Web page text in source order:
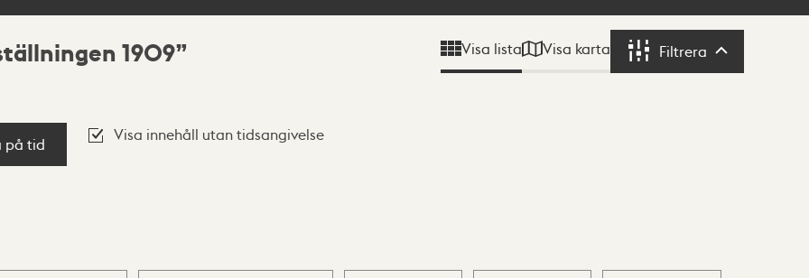
1909 Visa lista Visa karta Filtrera Filtrera
på tid
Visa innehåll utan tidsangivelse